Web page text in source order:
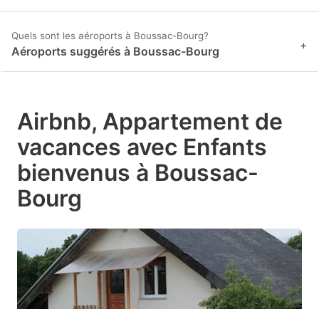
Quels sont les aéroports à Boussac-Bourg?
Aéroports suggérés à Boussac-Bourg +
Airbnb, Appartement de
vacances avec Enfants
bienvenus à Boussac-
Bourg